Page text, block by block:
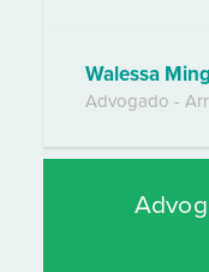
Walessa
Advogado -